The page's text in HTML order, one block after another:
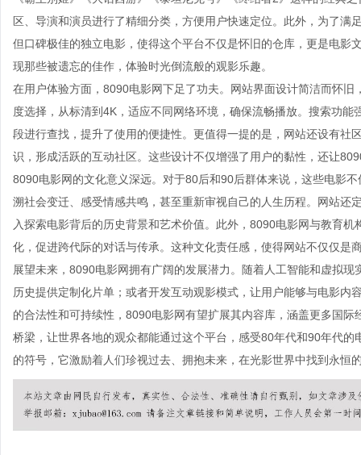
区、导演和演员进行了精细分类，方便用户快速定位。此外，为了
但口碑极佳的独立电影，使得这个平台不仅是怀旧的仓库，更是电影
现那些被遗忘的佳作，体验时光倒流般的观影乐趣。
在用户体验方面，8090电影网下足了功夫。网站界面设计简洁而怀
度选择，从标清到4K，适应不同网络环境，确保流畅播放。搜索功
段进行查找，提升了使用的便捷性。更值得一提的是，网站还设有社
识，形成活跃的互动社区。这些设计不仅增强了用户的黏性，还让
8090电影网的文化意义深远。对于80后和90后群体来说，这些电影
溯社会变迁、感受情感共鸣，甚至重新审视自己的人生历程。网站还
入探索电影背后的历史背景和艺术价值。此外，8090电影网与教育
化，促进跨代际的对话与传承。这种文化责任感，使得网站不仅仅是
展望未来，8090电影网拥有广阔的发展潜力。随着人工智能和虚拟
历史提供定制化片单；或者开发互动观影模式，让用户能够与电影
的合法性和可持续性，8090电影网有望扩展其内容库，涵盖更多国
桥梁，让世界各地的观众都能通过这个平台，感受80年代和90年代
的符号，它激励着人们珍视过去、拥抱未来，在光影世界中找到永恒